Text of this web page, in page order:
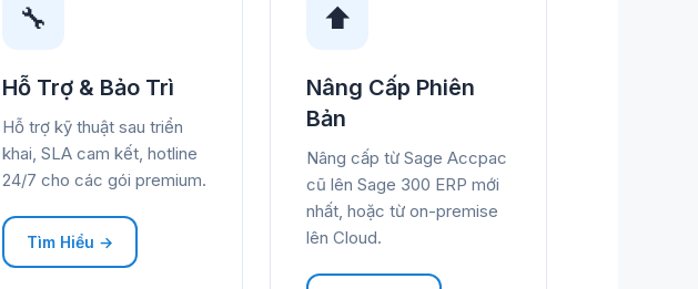
🔧
Hỗ Trợ & Bảo Trì
Hỗ trợ kỹ thuật sau triển
khai, SLA cam kết, hotline
24/7 cho các gói premium.
Tìm Hiểu →
⬆️
Nâng Cấp Phiên
Bản
Nâng cấp từ Sage Accpac
cũ lên Sage 300 ERP mới
nhất, hoặc từ on-premise
lên Cloud.